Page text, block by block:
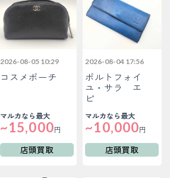
2026-08-05 10:29
コスメポーチ
マルカなら最大
~15,000円
店頭買取
2026-08-04 17:56
ポルトフォイ
ユ・サラ エ
ピ
マルカなら最大
~10,000円
店頭買取